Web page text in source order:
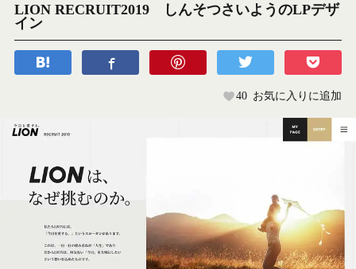
LION RECRUIT2019 しんそつさいようのLPデザ
イン
40 お気に入りに追加